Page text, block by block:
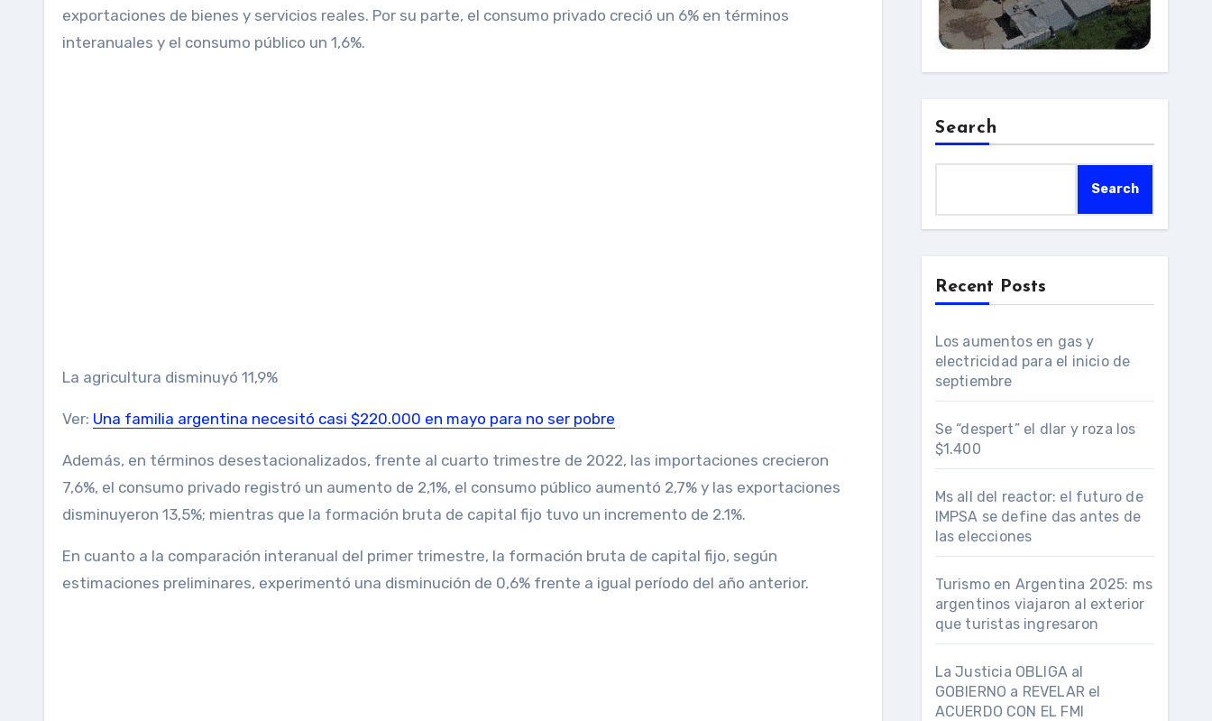
exportaciones de bienes y servicios reales. Por su parte, el consumo privado creció un 6% en términos
interanuales y el consumo público un 1,6%.
La agricultura disminuyó 11,9%
Ver: Una familia argentina necesitó casi $220.000 en mayo para no ser pobre
Además, en términos desestacionalizados, frente al cuarto trimestre de 2022, las importaciones crecieron
7,6%, el consumo privado registró un aumento de 2,1%, el consumo público aumentó 2,7% y las exportaciones
disminuyeron 13,5%; mientras que la formación bruta de capital fijo tuvo un incremento de 2.1%.
En cuanto a la comparación interanual del primer trimestre, la formación bruta de capital fijo, según
estimaciones preliminares, experimentó una disminución de 0,6% frente a igual período del año anterior.
Search
Search
Recent Posts
Los aumentos en gas y
electricidad para el inicio de
septiembre
Se “despert” el dlar y roza los
$1.400
Ms all del reactor: el futuro de
IMPSA se define das antes de
las elecciones
Turismo en Argentina 2025: ms
argentinos viajaron al exterior
que turistas ingresaron
La Justicia OBLIGA al
GOBIERNO a REVELAR el
ACUERDO CON EL FMI